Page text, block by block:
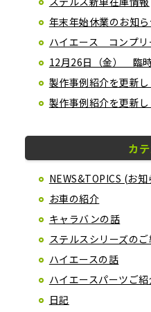
年末年始休業のお知ら
ハイエース コンプリ
12月26日（金） 臨
製作事例紹介を更新し
製作事例紹介を更新し
カ
NEWS&TOPICS (お知
お車の紹介
キャラバンの話
ステルスシリーズの
ハイエースの話
ハイエースパーツご
日記